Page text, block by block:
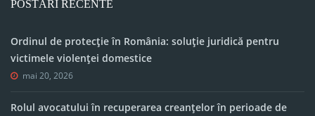
POSTĂRI RECENTE
Ordinul de protecție în România: soluție juridică pentru
victimele violenței domestice
mai 20, 2026
Rolul avocatului în recuperarea creanțelor în perioade de